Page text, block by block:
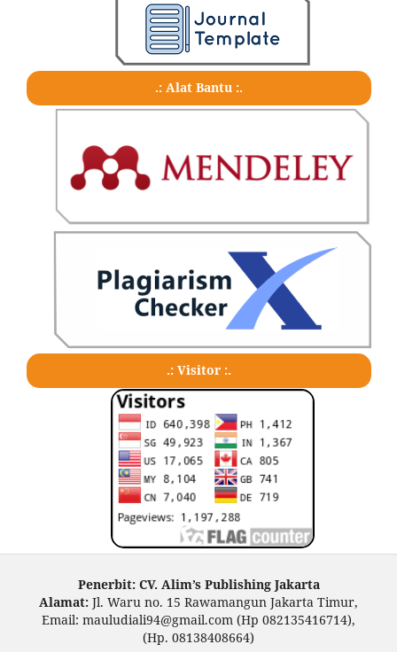
.: Alat Bantu :.
.: Visitor :.
Penerbit: CV. Alim’s Publishing Jakarta
Alamat: Jl. Waru no. 15 Rawamangun Jakarta Timur,
Email: mauludiali94@gmail.com (Hp 082135416714),
(Hp. 08138408664)